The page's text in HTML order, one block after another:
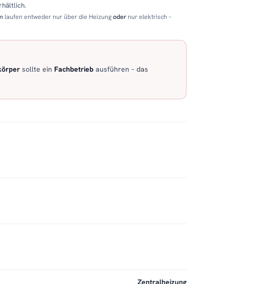
laufen entweder nur über die Heizungoder nur elektrisch –
sollte ein Fachbetrieb ausführen – das
Zentralheizung